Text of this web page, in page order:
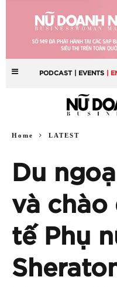
PODCAST | EVENTS |
Home LATEST
Du
và chào
tế Phụ